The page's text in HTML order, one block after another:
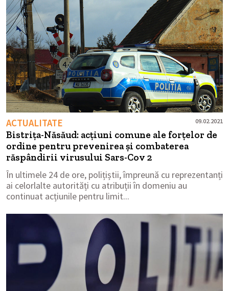
ACTUALITATE 09.02.2021
Bistrița-Năsăud: acțiuni comune ale forțelor de
ordine pentru prevenirea și combaterea
răspândirii virusului Sars-Cov 2
În ultimele 24 de ore, polițiștii, împreună cu reprezentanți
ai celorlalte autorități cu atribuții în domeniu au
continuat acțiunile pentru limit...